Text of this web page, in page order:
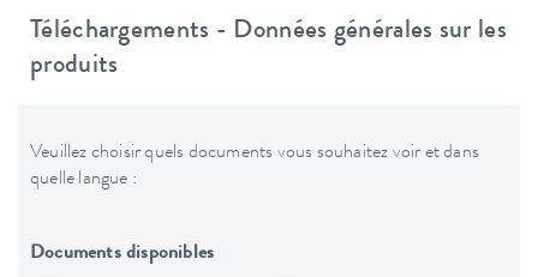
Téléchargements - Données générales sur les
produits
Veuillez choisir quels documents vous souhaitez voir et dans
quelle langue :
Documents disponibles